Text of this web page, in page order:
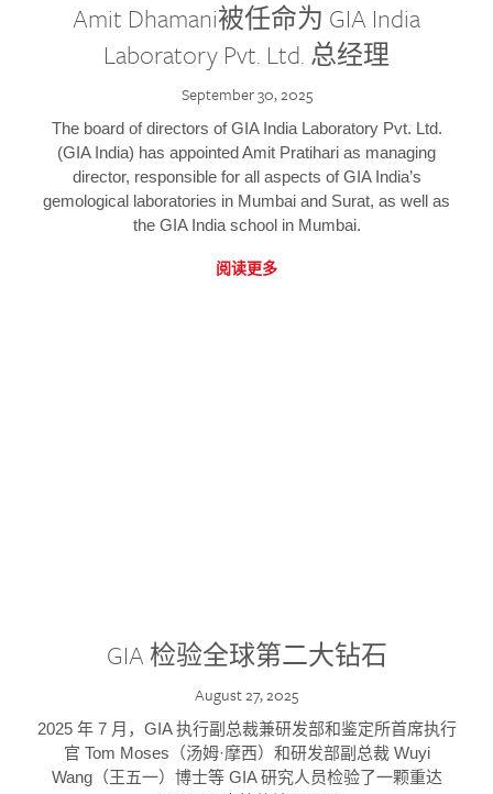
Amit Dhamani被任命为 GIA India
Laboratory Pvt. Ltd. 总经理
September 30, 2025
The board of directors of GIA India Laboratory Pvt. Ltd.
(GIA India) has appointed Amit Pratihari as managing
director, responsible for all aspects of GIA India’s
gemological laboratories in Mumbai and Surat, as well as
the GIA India school in Mumbai.
阅读更多
GIA 检验全球第二大钻石
August 27, 2025
2025 年 7 月，GIA 执行副总裁兼研发部和鉴定所首席执行
官 Tom Moses（汤姆·摩西）和研发部副总裁 Wuyi
Wang（王五一）博士等 GIA 研究人员检验了一颗重达